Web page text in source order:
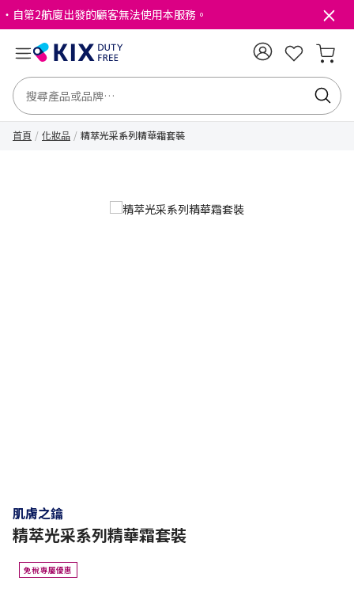
・自第2航廈出發的顧客無法使用本服務。
首頁 化妝品 精萃光采系列精華霜套裝
肌膚之鑰
精萃光采系列精華霜套裝
免稅專屬優惠